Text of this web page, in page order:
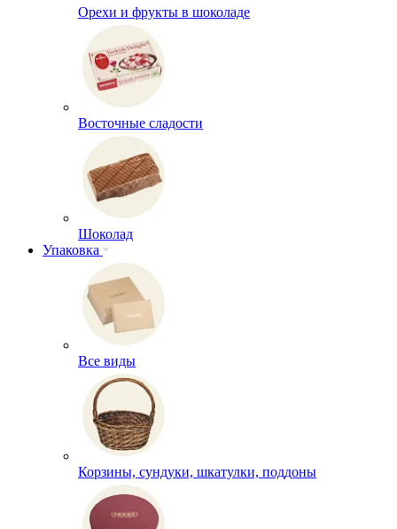
Орехи и фрукты в шоколаде
Восточные сладости
Шоколад
Упаковка
Все виды
Корзины, сундуки, шкатулки, поддоны